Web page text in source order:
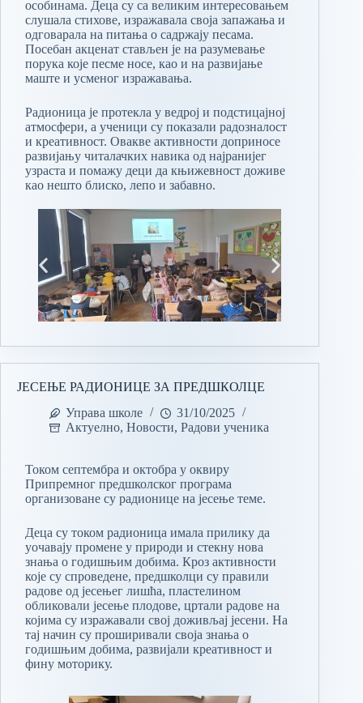
особинама. Деца су са великим интересовањем
слушала стихове, изражавала своја запажања и
одговарала на питања о садржају песама.
Посебан акценат стављен је на разумевање
порука које песме носе, као и на развијање
маште и усменог изражавања.
Радионица је протекла у ведрој и подстицајној
атмосфери, а ученици су показали радозналост
и креативност. Овакве активности доприносе
развијању читалачких навика од најранијег
узраста и помажу деци да књижевност доживе
као нешто блиско, лепо и забавно.
ЈЕСЕЊЕ РАДИОНИЦЕ ЗА ПРЕДШКОЛЦЕ
Управа школе
31/10/2025
Актуелно, Новости, Радови ученика
Током септембра и октобра у оквиру
Припремног предшколског програма
организоване су радионице на јесење теме.
Деца су током радионица имала прилику да
уочавају промене у природи и стекну нова
знања о годишњим добима. Кроз активности
које су спроведене, предшколци су правили
радове од јесењег лишћа, пластелином
обликовали јесење плодове, цртали радове на
којима су изражавали свој доживљај јесени. На
тај начин су проширивали своја знања о
годишњим добима, развијали креативност и
фину моторику.